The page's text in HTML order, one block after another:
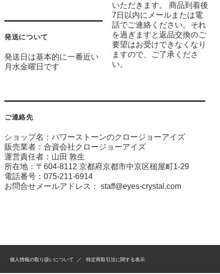
発送について
発送日は基本的に一番近い
月水金曜日です
いただきます。 商品到着後
7日以内にメールまたは電
話でご連絡ください。それ
を過ぎますと返品交換のご
要望はお受けできなくなり
ますので、ご了承くださ
い。
ご連絡先
ショップ名：パワーストーンのクロージョーアイズ
販売業者：合資会社クロージョーアイズ
運営責任者：山田 敦生
所在地：〒604-8112 京都府京都市中京区槌屋町1-29
電話番号：075-211-6914
お問合せメールアドレス： staff@eyes-crystal.com
個人情報の取り扱いについて 特定商取引法に関する表示